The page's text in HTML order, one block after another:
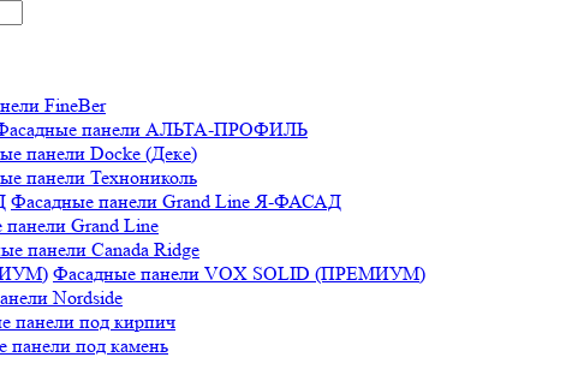
FineBer
панели АЛЬТА-ПРОФИЛЬ
панели Docke (Деке)
панели Технониколь
Фасадные панели Grand Line Я-ФАСАД
Grand Line
панели Canada Ridge
Фасадные панели VOX SOLID (ПРЕМИУМ)
Nordside
панели под кирпич
панели под камень